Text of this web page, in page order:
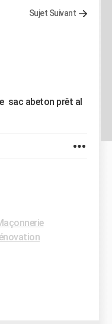
Sujet Suivant
sac abeton prêt al